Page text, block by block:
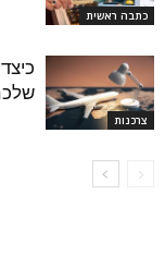
כתבה ראשית
צרכנות